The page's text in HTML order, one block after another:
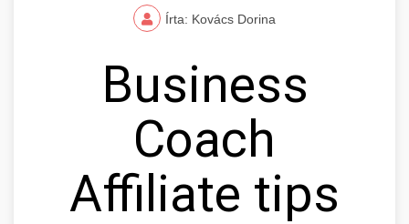
Írta: Kovács Dorina
Business
Coach
Affiliate tips